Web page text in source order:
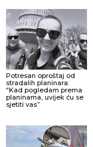
Potresan oproštaj od
stradalih planinara:
“Kad pogledam prema
planinama, uvijek ću se
sjetiti vas”